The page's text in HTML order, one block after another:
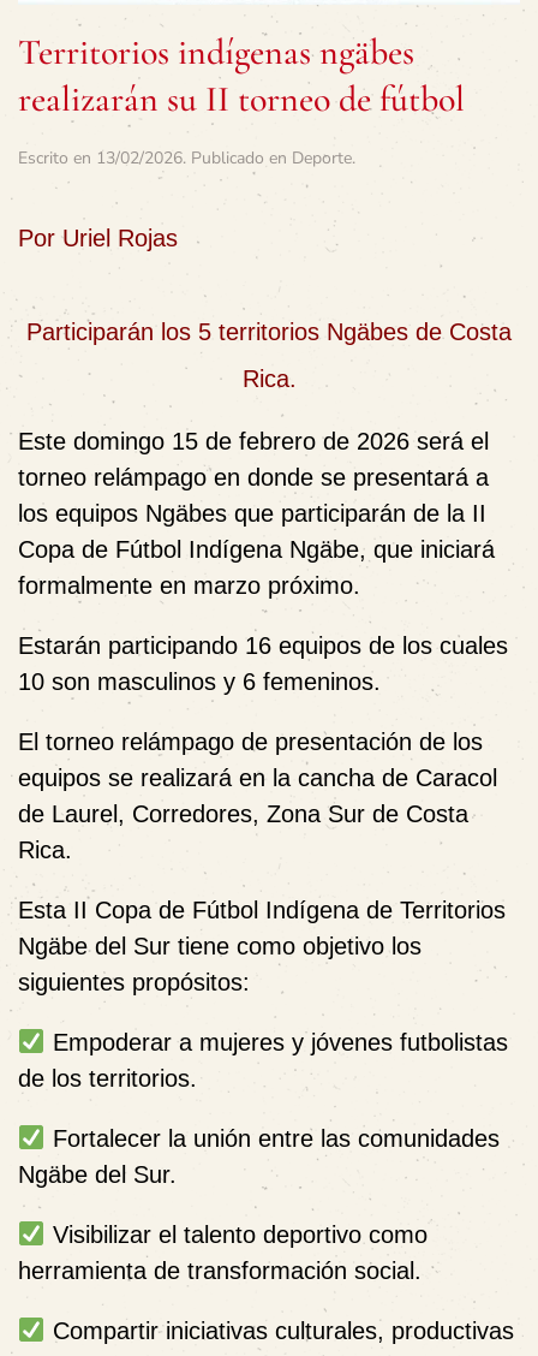
Territorios indígenas ngäbes
realizarán su II torneo de fútbol
Escrito en 13/02/2026. Publicado en Deporte.
Por Uriel Rojas
Participarán los 5 territorios Ngäbes de Costa
Rica.
Este domingo 15 de febrero de 2026 será el
torneo relámpago en donde se presentará a
los equipos Ngäbes que participarán de la II
Copa de Fútbol Indígena Ngäbe, que iniciará
formalmente en marzo próximo.
Estarán participando 16 equipos de los cuales
10 son masculinos y 6 femeninos.
El torneo relámpago de presentación de los
equipos se realizará en la cancha de Caracol
de Laurel, Corredores, Zona Sur de Costa
Rica.
Esta II Copa de Fútbol Indígena de Territorios
Ngäbe del Sur tiene como objetivo los
siguientes propósitos:
Empoderar a mujeres y jóvenes futbolistas
de los territorios.
Fortalecer la unión entre las comunidades
Ngäbe del Sur.
Visibilizar el talento deportivo como
herramienta de transformación social.
Compartir iniciativas culturales, productivas